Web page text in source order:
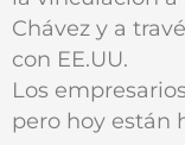
Chávez y a
con EE.UU.
Los
pero hoy están